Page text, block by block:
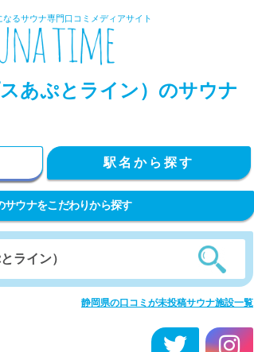
なるサウナ専門口コミメディアサイト
あぷとライン）のサウナ
駅名から探す
サウナをこだわりから探す
静岡県の口コミが未投稿サウナ施設一覧